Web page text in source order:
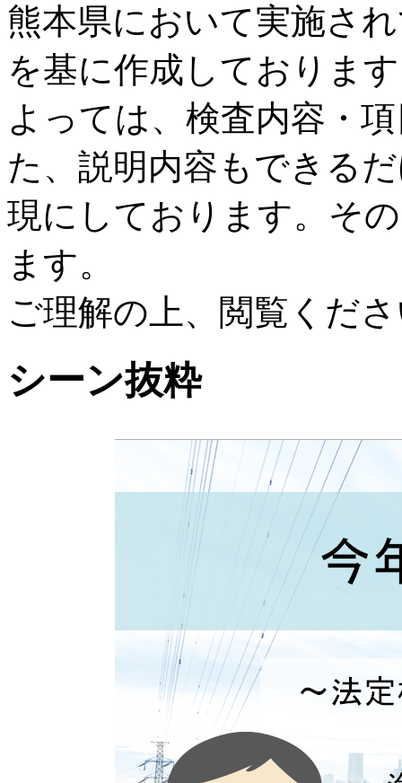
熊本県において実施さ
を基に作成しておりま
よっては、検査内容・
た、説明内容もできる
現にしております。そ
ます。
ご理解の上、閲覧くだ
シーン抜粋